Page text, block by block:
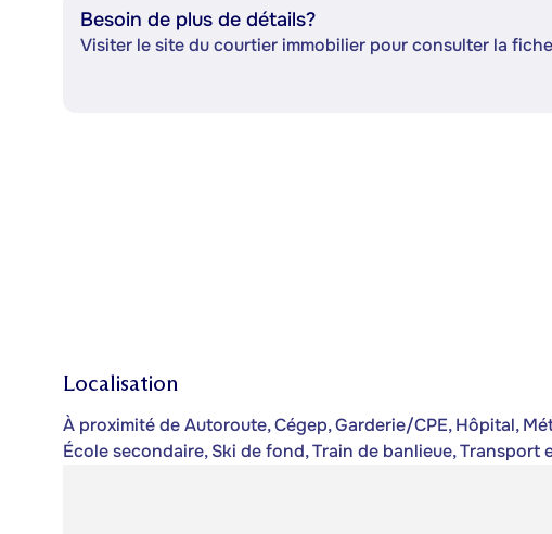
Besoin de plus de détails?
Visiter le site du courtier immobilier pour consulter la
Localisation
À proximité de Autoroute, Cégep, Garderie/CPE, Hôpital,
École secondaire, Ski de fond, Train de banlieue, Transport